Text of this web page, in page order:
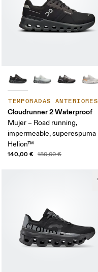
TEMPORADAS ANTERIORES
Cloudrunner 2 Waterproof
Mujer – Road running,
impermeable, superespuma
Helion™
140,00 € 180,00 €